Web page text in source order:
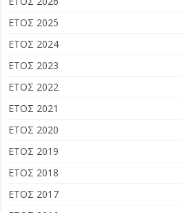
ΕΤΟΣ 2025
ΕΤΟΣ 2024
ΕΤΟΣ 2023
ΕΤΟΣ 2022
ΕΤΟΣ 2021
ΕΤΟΣ 2020
ΕΤΟΣ 2019
ΕΤΟΣ 2018
ΕΤΟΣ 2017